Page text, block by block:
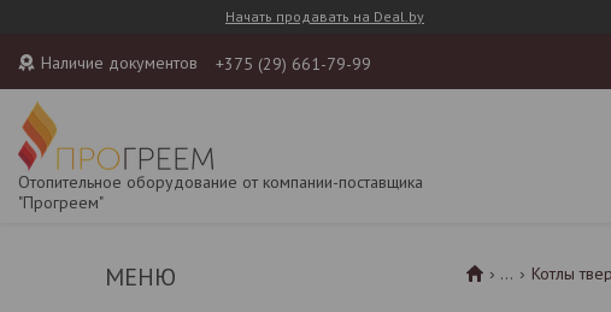
Начать продавать на Deal.by
Наличие документов +375 (29) 661-79-99
Отопительное оборудование от компании-поставщика
"Прогреем"
... Котлы